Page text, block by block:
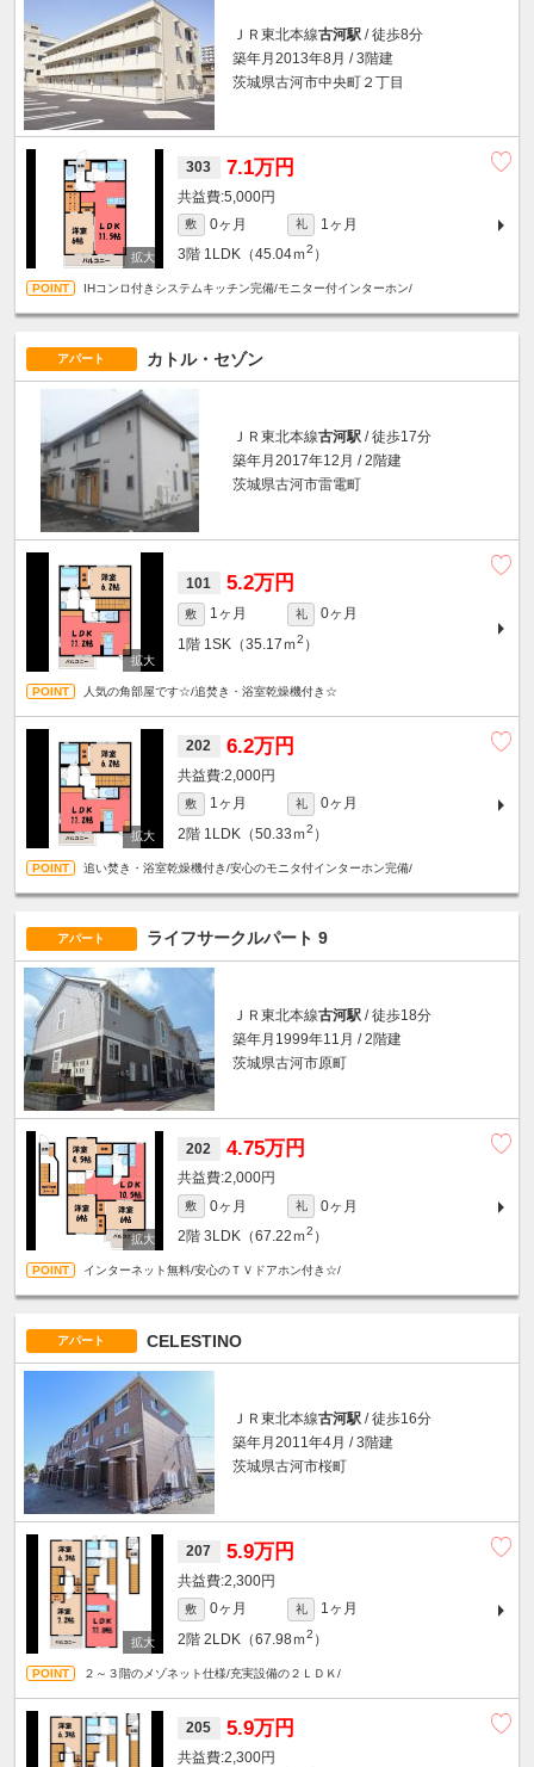
ＪＲ東北本線古河駅 / 徒歩8分
築年月2013年8月 / 3階建
茨城県古河市中央町２丁目
303 7.1万円
5,000円
敷 0ヶ月 礼
1ヶ月
3階 1LDK（45.04ｍ2 ）
IHコンロ付きシステムキッチン完備/モニター付インターホン/
アパート カトル・セゾン
ＪＲ東北本線古河駅 / 徒歩17分
築年月2017年12月 / 2階建
茨城県古河市雷電町
101 5.2万円
敷 1ヶ月 礼
0ヶ月
1階 1SK（35.17ｍ2 ）
人気の角部屋です☆/追焚き・浴室乾燥機付き☆
202 6.2万円
2,000円
敷 1ヶ月 礼
0ヶ月
2階 1LDK（50.33ｍ2 ）
追い焚き・浴室乾燥機付き/安心のモニタ付インターホン完備/
アパート ライフサークルパート 9
ＪＲ東北本線古河駅 / 徒歩18分
築年月1999年11月 / 2階建
茨城県古河市原町
202 4.75万円
2,000円
敷 0ヶ月 礼
0ヶ月
2階 3LDK（67.22ｍ2 ）
インターネット無料/安心のＴＶドアホン付き☆/
アパート CELESTINO
ＪＲ東北本線古河駅 / 徒歩16分
築年月2011年4月 / 3階建
茨城県古河市桜町
207 5.9万円
2,300円
敷 0ヶ月 礼
1ヶ月
2階 2LDK（67.98ｍ2 ）
２～３階のメゾネット仕様/充実設備の２ＬＤＫ/
205 5.9万円
2,300円